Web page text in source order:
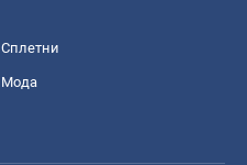
Сплетни
Мода